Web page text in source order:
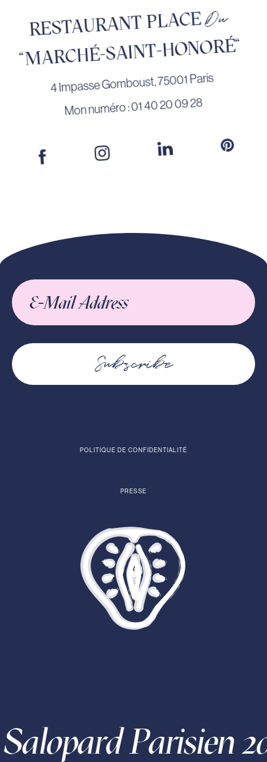
RESTAURANT PLACEDu
"MARCHÉ-SAINT-HONORÉ”
4 Impasse Gomboust, 75001 Paris
Mon numéro : 01 40 20 09 28
Subscribe
POLITIQUE DE CONFIDENTIALITÉ
PRESSE
2021 •